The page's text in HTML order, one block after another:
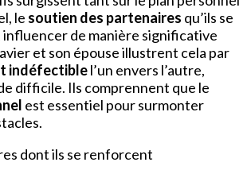
le soutien des partenaires qu’ils se
de manière significative
et son épouse illustrent cela par
indéfectiblel’un envers l’autre,
difficile. Ils comprennent que le
est essentiel pour surmonter
dont ils se renforcent